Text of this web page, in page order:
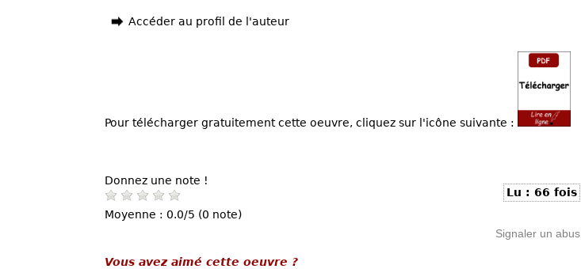
Accéder au profil de l'auteur
Pour télécharger gratuitement cette oeuvre, cliquez sur l'icône suivante :
Donnez une note !
Moyenne : 0.0/5 (0 note)
Lu : 66 fois
Signaler un abus
Vous avez aimé cette oeuvre ?